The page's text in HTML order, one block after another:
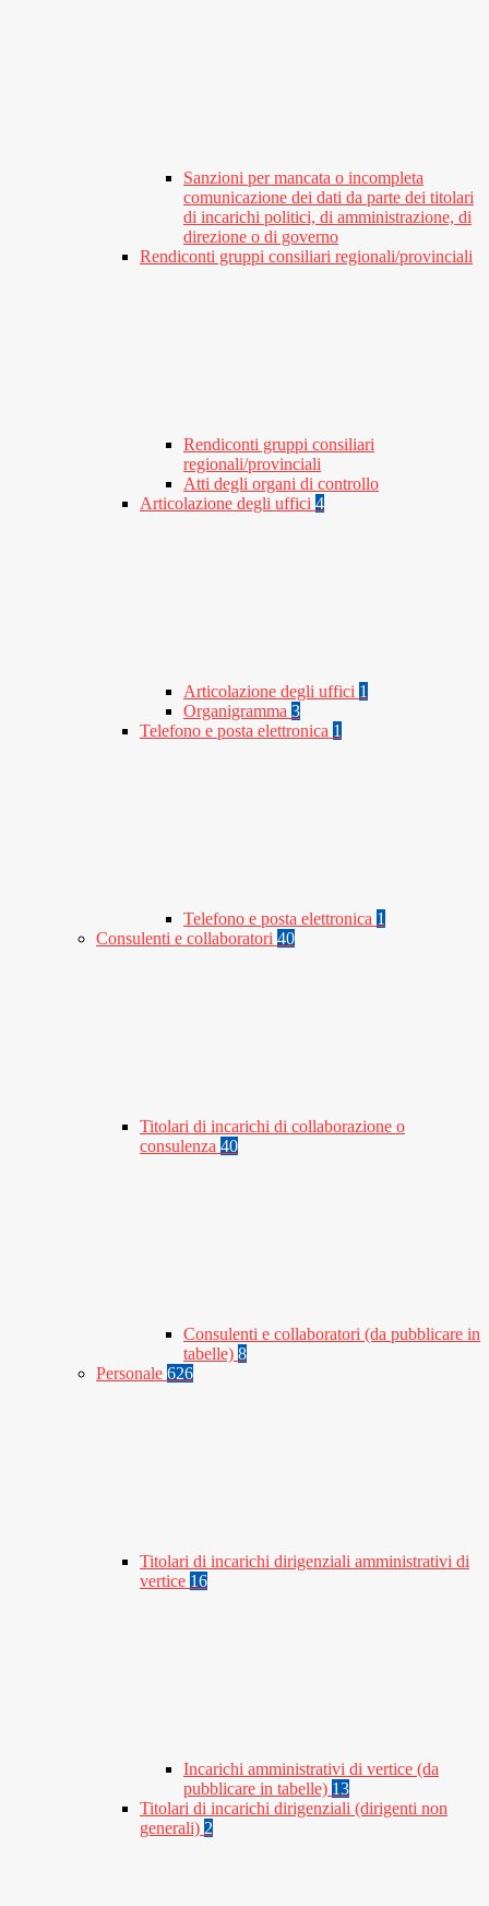
Sanzioni per mancata o incompleta
comunicazione dei dati da parte dei titolari
di incarichi politici, di amministrazione, di
direzione o di governo
Rendiconti gruppi consiliari regionali/provinciali
Rendiconti gruppi consiliari
regionali/provinciali
Atti degli organi di controllo
Articolazione degli uffici 4
Articolazione degli uffici 1
Organigramma 3
Telefono e posta elettronica 1
Telefono e posta elettronica 1
Consulenti e collaboratori 40
Titolari di incarichi di collaborazione o
consulenza 40
Consulenti e collaboratori (da pubblicare in
tabelle) 8
Personale 626
Titolari di incarichi dirigenziali amministrativi di
vertice 16
Incarichi amministrativi di vertice (da
pubblicare in tabelle) 13
Titolari di incarichi dirigenziali (dirigenti non
generali) 2